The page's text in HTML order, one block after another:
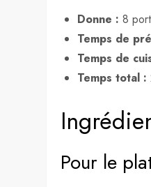
Donne : 8
Temps de
Temps de
Temps total :
Pour le